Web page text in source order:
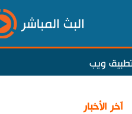
البث المباشر
ويب
آخر الأخبار